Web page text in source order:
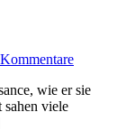
wie er sie
sahen viele